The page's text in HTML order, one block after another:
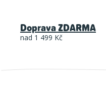
Doprava ZDARMA
nad 1 499 Kč